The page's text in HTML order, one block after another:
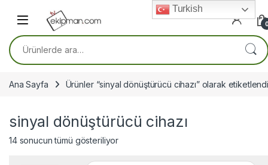
Ara:
Ana Sayfa Ürünler “sinyal dönüştürücü cihazı” olarak
sinyal dönüştürücü cihazı
14 sonucun tümü gösteriliyor
Turkish